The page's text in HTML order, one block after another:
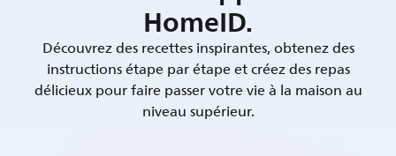
HomeID.
Découvrez des recettes inspirantes, obtenez des
instructions étape par étape et créez des repas
délicieux pour faire passer votre vie à la maison au
niveau supérieur.